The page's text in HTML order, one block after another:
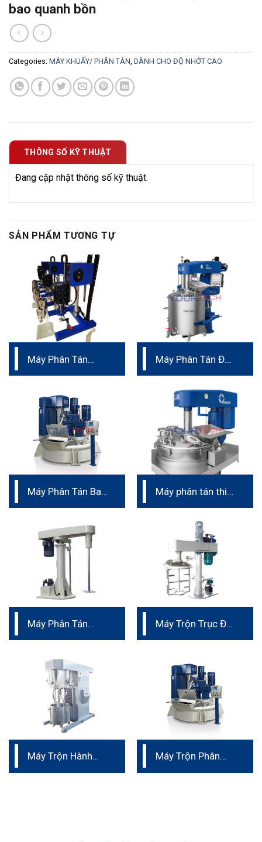
bao quanh bồn
Categories: MÁY KHUẤY/ PHÂN TÁN DÀNH CHO ĐỘ NHỚT CAO
THÔNG SỐ KỸ THUẬT
Đang cập nhật thông số kỹ thuật.
SẢN PHẨM TƯƠNG TỰ
Máy Phân Tán
Máy Phân Tán Đức
Máy Phân Tán Ba
Máy phân tán thiết
Máy Phân Tán
Máy Trộn Trục Đôi
Máy Trộn Hành
Máy Trộn Phân